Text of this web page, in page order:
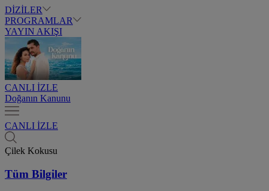
DİZİLER
PROGRAMLAR
YAYIN AKIŞI
CANLI İZLE
Doğanın Kanunu
CANLI İZLE
Çilek Kokusu
Tüm Bilgiler